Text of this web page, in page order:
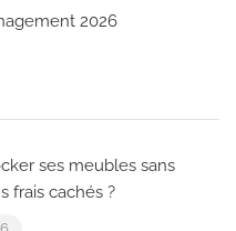
2026
ses meubles sans
frais cachés ?